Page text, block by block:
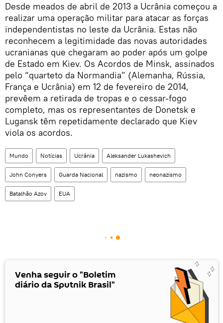
Desde meados de abril de 2013 a Ucrânia começou a
realizar uma operação militar para atacar as forças
independentistas no leste da Ucrânia. Estas não
reconhecem a legitimidade das novas autoridades
ucranianas que chegaram ao poder após um golpe
de Estado em Kiev. Os Acordos de Minsk, assinados
pelo “quarteto da Normandia” (Alemanha, Rússia,
França e Ucrânia) em 12 de fevereiro de 2014,
prevêem a retirada de tropas e o cessar-fogo
completo, mas os representantes de Donetsk e
Lugansk têm repetidamente declarado que Kiev
viola os acordos.
Mundo Notícias Ucrânia Aleksander Lukashevich
John Conyers Guarda Nacional nazismo neonazismo
Batalhão Azov EUA
Venha seguir o "Boletim
diário da Sputnik Brasil"